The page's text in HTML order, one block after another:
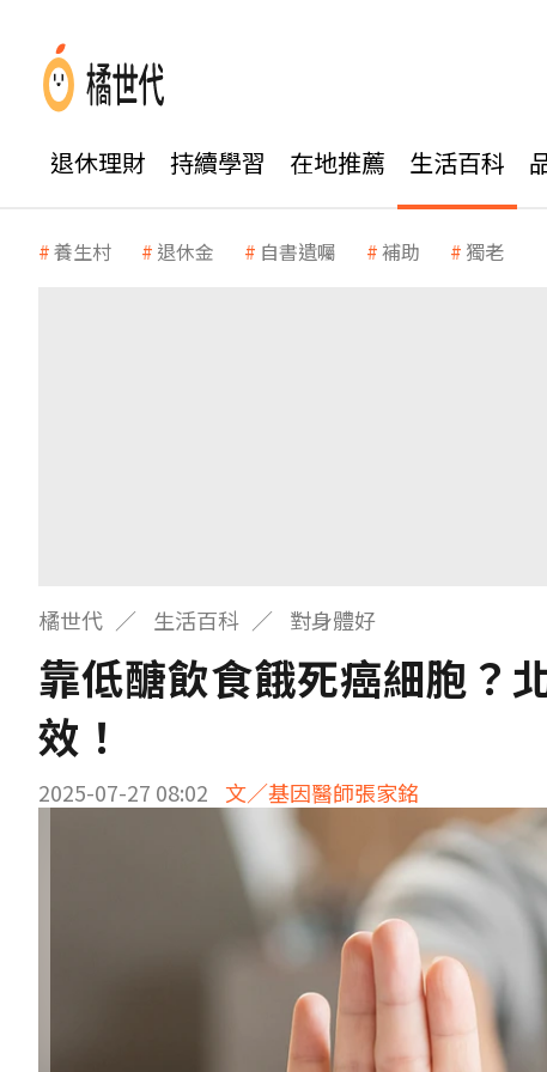
退休理財 持續學習 在地推薦 生活百科
養生村 退休金 自書遺囑 補助 獨老
橘世代 生活百科 對身體好
靠低醣飲食餓死癌細胞？
效！
2025-07-27 08:02 文／基因醫師張家銘